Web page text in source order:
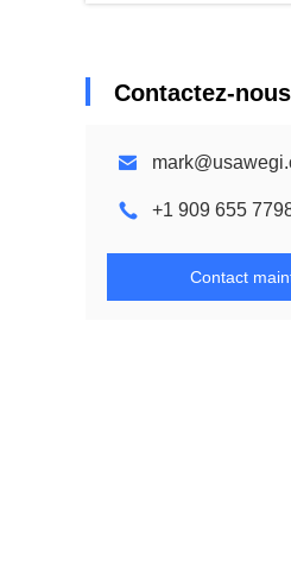
Contactez-nous
+1 909 655
Contact